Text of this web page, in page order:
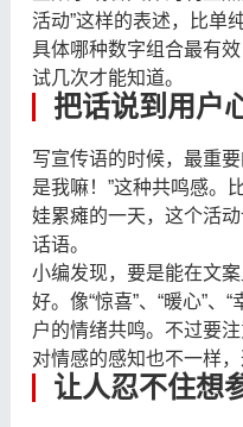
活动”这样的表述，比单
具体哪种数字组合最有
试几次才能知道。
把话说到用户
写宣传语的时候，最重
是我嘛！”这种共鸣感。
娃累瘫的一天，这个活
话语。
小编发现，要是能在文
好。像“惊喜”、“暖心”、
户的情绪共鸣。不过要
对情感的感知也不一样
让人忍不住想